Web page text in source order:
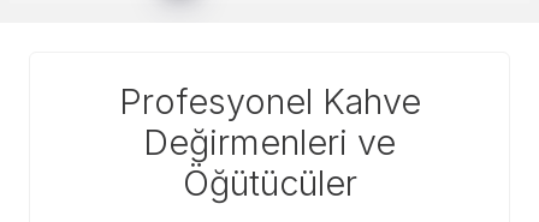
Profesyonel Kahve
Değirmenleri ve
Öğütücüler